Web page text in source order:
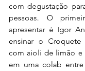
com degustação
pessoas. O
apresentar é Igor
ensinar o
com aioli de limão e
em uma colab